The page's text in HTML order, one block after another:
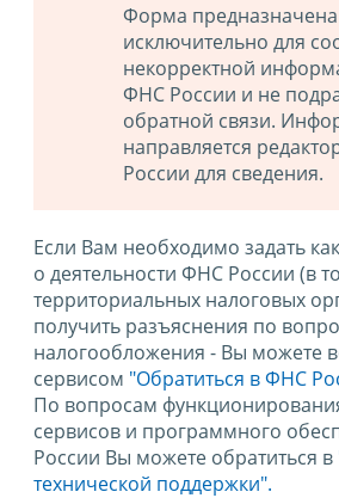
Форма предназначена
исключительно для
некорректной
ФНС России и не
обратной связи.
направляется
России для сведения.
Если Вам необходимо задать
о деятельности ФНС России (в
территориальных налоговых
получить разъяснения по
налогообложения - Вы можете
сервисом "Обратиться в ФНС
По вопросам
сервисов и программного
России Вы можете обратиться в
технической поддержки".